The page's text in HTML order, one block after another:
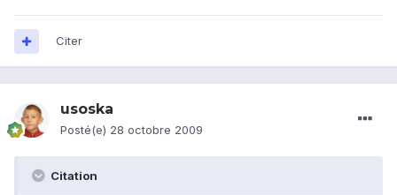
Citer
usoska
Posté(e) 28 octobre 2009
Citation